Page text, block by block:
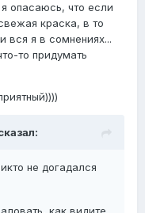
опасаюсь, что если
краска, в то
вся я в сомнениях...
то придумать
не догадался
как видите